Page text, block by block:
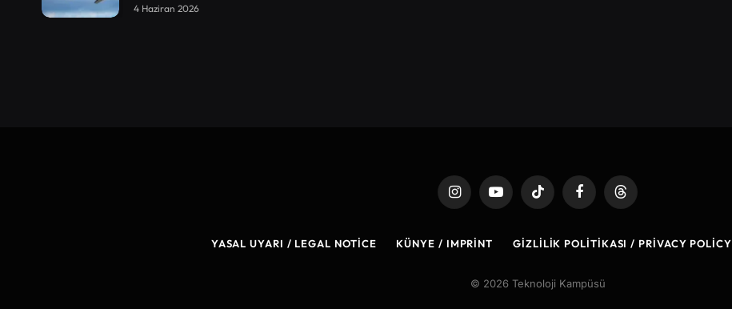
4 Haziran 2026
InstagramYouTubeTikTok FacebookThreads
YASAL UYARI / LEGAL NOTICE KÜNYE / IMPRINT GIZLILIK POLITIKASI / PRIVACY POLICY
© 2026 Teknoloji Kampüsü